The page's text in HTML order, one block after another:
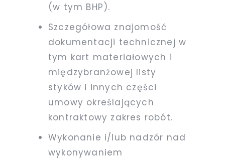
(w tym BHP).
Szczegółowa znajomość
dokumentacji technicznej w
tym kart materiałowych i
międzybranżowej listy
styków i innych części
umowy określających
kontraktowy zakres robót.
Wykonanie i/lub nadzór nad
wykonywaniem